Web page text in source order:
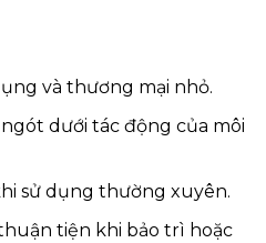
và thương mại nhỏ.
dưới tác động của môi
sử dụng thường xuyên.
tiện khi bảo trì hoặc